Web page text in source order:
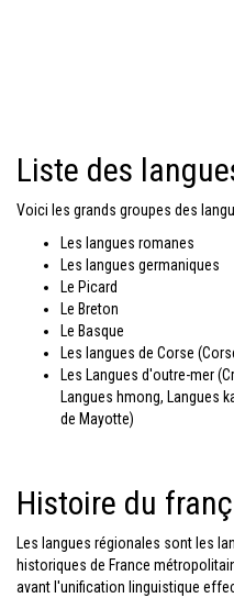
Liste des
Voici les grands groupes des
Les langues romanes
Les langues germaniques
Le Picard
Le Breton
Le Basque
Les langues de Corse
Les Langues d'outre-mer
Langues hmong, Langues
de Mayotte)
Histoire du
Les langues régionales sont les
historiques de France
avant l'unification linguistique